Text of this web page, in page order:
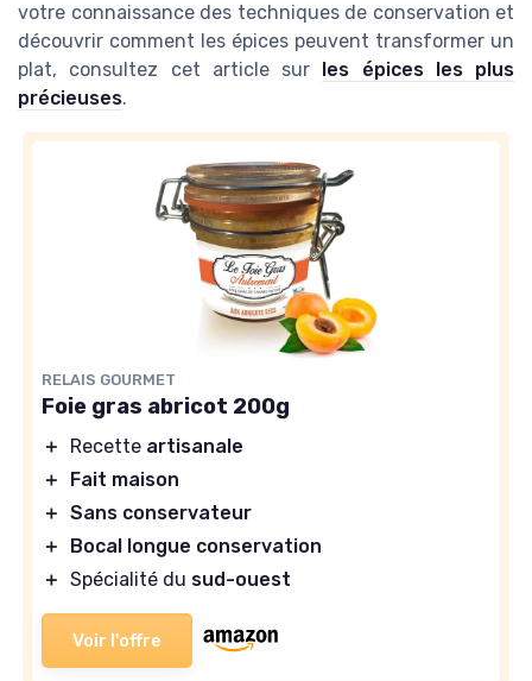
votre connaissance des techniques de conservation et
découvrir comment les épices peuvent transformer un
plat, consultez cet article sur les épices les plus
précieuses.
RELAIS GOURMET
Foie gras abricot 200g
＋ Recette artisanale
＋
Fait maison
＋ Sans conservateur
＋
Bocal longue conservation
＋ Spécialité du sud-ouest
Voir l'offre